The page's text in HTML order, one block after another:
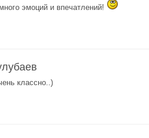
эмоций и впечатлений!
классно..)